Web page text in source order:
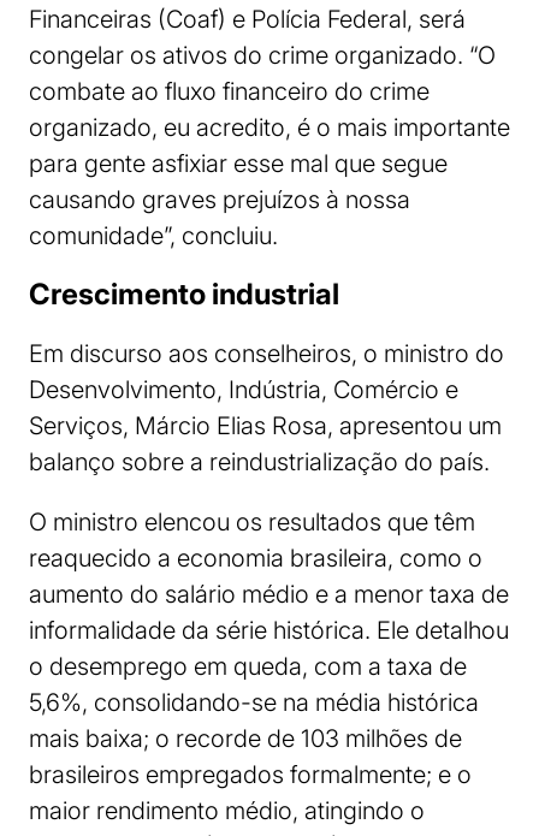
Financeiras (Coaf) e Polícia Federal, será
congelar os ativos do crime organizado. “O
combate ao fluxo financeiro do crime
organizado, eu acredito, é o mais importante
para gente asfixiar esse mal que segue
causando graves prejuízos à nossa
comunidade”, concluiu.
Crescimento industrial
Em discurso aos conselheiros, o ministro do
Desenvolvimento, Indústria, Comércio e
Serviços, Márcio Elias Rosa, apresentou um
balanço sobre a reindustrialização do país.
O ministro elencou os resultados que têm
reaquecido a economia brasileira, como o
aumento do salário médio e a menor taxa de
informalidade da série histórica. Ele detalhou
o desemprego em queda, com a taxa de
5,6%, consolidando-se na média histórica
mais baixa; o recorde de 103 milhões de
brasileiros empregados formalmente; e o
maior rendimento médio, atingindo o